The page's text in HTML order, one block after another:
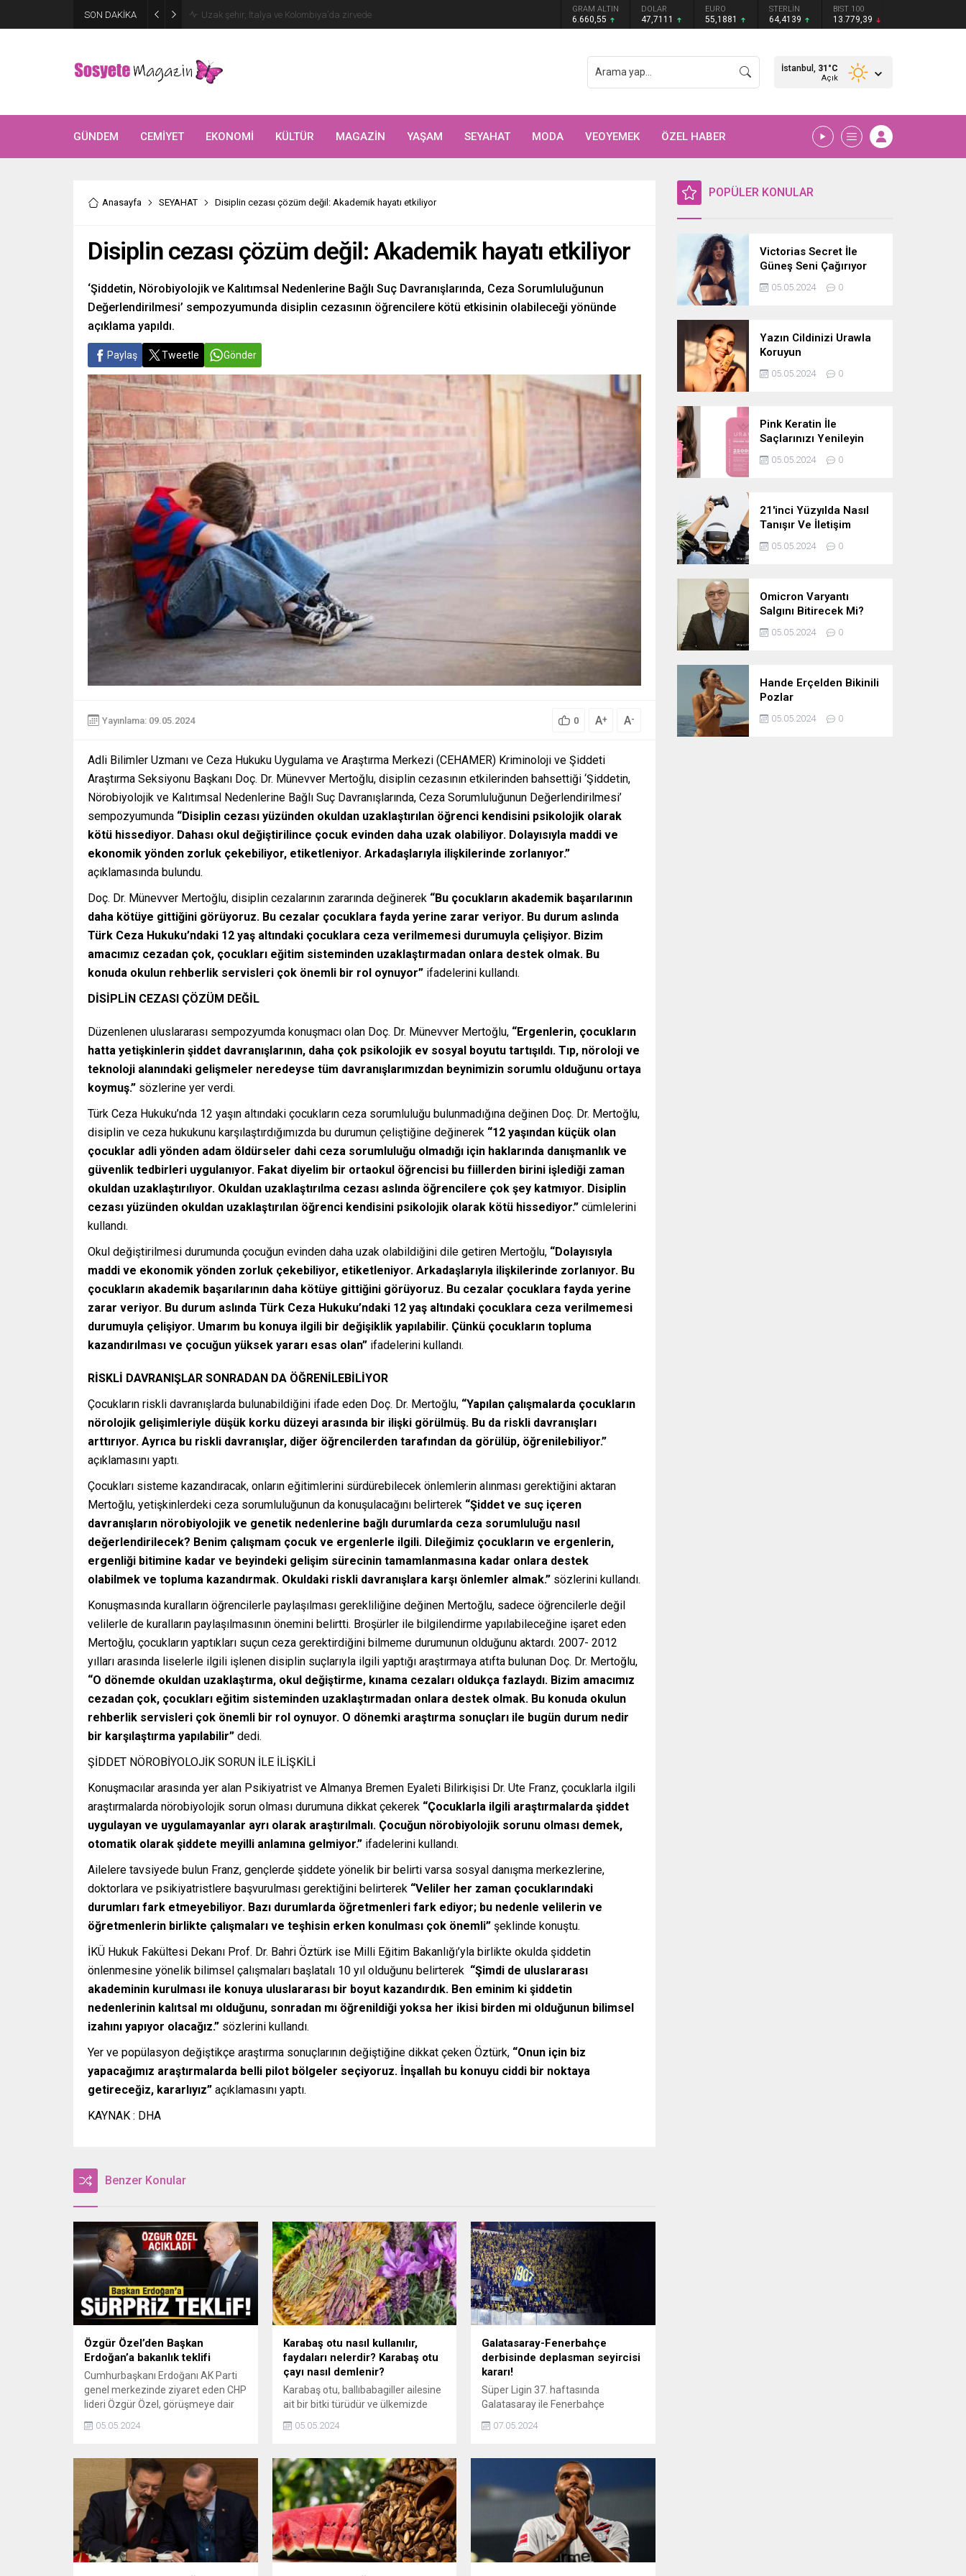
SON DAKİKA
Aşkları sette başladı! Serra Arıtürk’ten sevgilisi Aytaç Şaşmaz’a romantik
kutlama
GRAM ALTIN
6.660,55
DOLAR
47,7111
EURO
55,1881
STERLİN
64,4139
BIST 100
13.779,39
İstanbul, 31 °C
Açık
GÜNDEM CEMİYET EKONOMİ KÜLTÜR MAGAZİN YAŞAM SEYAHAT MODA VEOYEMEK ÖZEL HABER
Anasayfa SEYAHAT Disiplin cezası çözüm değil: Akademik hayatı etkiliyor
Disiplin cezası çözüm değil: Akademik hayatı etkiliyor
‘Şiddetin, Nörobiyolojik ve Kalıtımsal Nedenlerine Bağlı Suç Davranışlarında, Ceza Sorumluluğunun
Değerlendirilmesi’ sempozyumunda disiplin cezasının öğrencilere kötü etkisinin olabileceği yönünde
açıklama yapıldı.
Paylaş Tweetle Gönder
Yayınlama: 09.05.2024 0 A+ A-
Adli Bilimler Uzmanı ve Ceza Hukuku Uygulama ve Araştırma Merkezi (CEHAMER) Kriminoloji ve Şiddeti
Araştırma Seksiyonu Başkanı Doç. Dr. Münevver Mertoğlu, disiplin cezasının etkilerinden bahsettiği ‘Şiddetin,
Nörobiyolojik ve Kalıtımsal Nedenlerine Bağlı Suç Davranışlarında, Ceza Sorumluluğunun Değerlendirilmesi’
sempozyumunda “Disiplin cezası yüzünden okuldan uzaklaştırılan öğrenci kendisini psikolojik olarak
kötü hissediyor. Dahası okul değiştirilince çocuk evinden daha uzak olabiliyor. Dolayısıyla maddi ve
ekonomik yönden zorluk çekebiliyor, etiketleniyor. Arkadaşlarıyla ilişkilerinde zorlanıyor.”
açıklamasında bulundu.
Doç. Dr. Münevver Mertoğlu, disiplin cezalarının zararında değinerek “Bu çocukların akademik başarılarının
daha kötüye gittiğini görüyoruz. Bu cezalar çocuklara fayda yerine zarar veriyor. Bu durum aslında
Türk Ceza Hukuku’ndaki 12 yaş altındaki çocuklara ceza verilmemesi durumuyla çelişiyor. Bizim
amacımız cezadan çok, çocukları eğitim sisteminden uzaklaştırmadan onlara destek olmak. Bu
konuda okulun rehberlik servisleri çok önemli bir rol oynuyor” ifadelerini kullandı.
DİSİPLİN CEZASI ÇÖZÜM DEĞİL
Düzenlenen uluslararası sempozyumda konuşmacı olan Doç. Dr. Münevver Mertoğlu, “Ergenlerin, çocukların
hatta yetişkinlerin şiddet davranışlarının, daha çok psikolojik ev sosyal boyutu tartışıldı. Tıp, nöroloji ve
teknoloji alanındaki gelişmeler neredeyse tüm davranışlarımızdan beynimizin sorumlu olduğunu ortaya
koymuş.” sözlerine yer verdi.
Türk Ceza Hukuku’nda 12 yaşın altındaki çocukların ceza sorumluluğu bulunmadığına değinen Doç. Dr. Mertoğlu,
disiplin ve ceza hukukunu karşılaştırdığımızda bu durumun çeliştiğine değinerek “12 yaşından küçük olan
çocuklar adli yönden adam öldürseler dahi ceza sorumluluğu olmadığı için haklarında danışmanlık ve
güvenlik tedbirleri uygulanıyor. Fakat diyelim bir ortaokul öğrencisi bu fiillerden birini işlediği zaman
okuldan uzaklaştırılıyor. Okuldan uzaklaştırılma cezası aslında öğrencilere çok şey katmıyor. Disiplin
cezası yüzünden okuldan uzaklaştırılan öğrenci kendisini psikolojik olarak kötü hissediyor.” cümlelerini
kullandı.
Okul değiştirilmesi durumunda çocuğun evinden daha uzak olabildiğini dile getiren Mertoğlu, “Dolayısıyla
maddi ve ekonomik yönden zorluk çekebiliyor, etiketleniyor. Arkadaşlarıyla ilişkilerinde zorlanıyor. Bu
çocukların akademik başarılarının daha kötüye gittiğini görüyoruz. Bu cezalar çocuklara fayda yerine
zarar veriyor. Bu durum aslında Türk Ceza Hukuku’ndaki 12 yaş altındaki çocuklara ceza verilmemesi
durumuyla çelişiyor. Umarım bu konuya ilgili bir değişiklik yapılabilir. Çünkü çocukların topluma
kazandırılması ve çocuğun yüksek yararı esas olan” ifadelerini kullandı.
RİSKLİ DAVRANIŞLAR SONRADAN DA ÖĞRENİLEBİLİYOR
Çocukların riskli davranışlarda bulunabildiğini ifade eden Doç. Dr. Mertoğlu, “Yapılan çalışmalarda çocukların
nörolojik gelişimleriyle düşük korku düzeyi arasında bir ilişki görülmüş. Bu da riskli davranışları
arttırıyor. Ayrıca bu riskli davranışlar, diğer öğrencilerden tarafından da görülüp, öğrenilebiliyor.”
açıklamasını yaptı.
Çocukları sisteme kazandıracak, onların eğitimlerini sürdürebilecek önlemlerin alınması gerektiğini aktaran
Mertoğlu, yetişkinlerdeki ceza sorumluluğunun da konuşulacağını belirterek “Şiddet ve suç içeren
davranışların nörobiyolojik ve genetik nedenlerine bağlı durumlarda ceza sorumluluğu nasıl
değerlendirilecek? Benim çalışmam çocuk ve ergenlerle ilgili. Dileğimiz çocukların ve ergenlerin,
ergenliği bitimine kadar ve beyindeki gelişim sürecinin tamamlanmasına kadar onlara destek
olabilmek ve topluma kazandırmak. Okuldaki riskli davranışlara karşı önlemler almak.” sözlerini kullandı.
Konuşmasında kuralların öğrencilerle paylaşılması gerekliliğine değinen Mertoğlu, sadece öğrencilerle değil
velilerle de kuralların paylaşılmasının önemini belirtti. Broşürler ile bilgilendirme yapılabileceğine işaret eden
Mertoğlu, çocukların yaptıkları suçun ceza gerektirdiğini bilmeme durumunun olduğunu aktardı. 2007- 2012
yılları arasında liselerle ilgili işlenen disiplin suçlarıyla ilgili yaptığı araştırmaya atıfta bulunan Doç. Dr. Mertoğlu,
“O dönemde okuldan uzaklaştırma, okul değiştirme, kınama cezaları oldukça fazlaydı. Bizim amacımız
cezadan çok, çocukları eğitim sisteminden uzaklaştırmadan onlara destek olmak. Bu konuda okulun
rehberlik servisleri çok önemli bir rol oynuyor. O dönemki araştırma sonuçları ile bugün durum nedir
bir karşılaştırma yapılabilir” dedi.
ŞİDDET NÖROBİYOLOJİK SORUN İLE İLİŞKİLİ
Konuşmacılar arasında yer alan Psikiyatrist ve Almanya Bremen Eyaleti Bilirkişisi Dr. Ute Franz, çocuklarla ilgili
araştırmalarda nörobiyolojik sorun olması durumuna dikkat çekerek “Çocuklarla ilgili araştırmalarda şiddet
uygulayan ve uygulamayanlar ayrı olarak araştırılmalı. Çocuğun nörobiyolojik sorunu olması demek,
otomatik olarak şiddete meyilli anlamına gelmiyor.” ifadelerini kullandı.
Ailelere tavsiyede bulun Franz, gençlerde şiddete yönelik bir belirti varsa sosyal danışma merkezlerine,
doktorlara ve psikiyatristlere başvurulması gerektiğini belirterek “Veliler her zaman çocuklarındaki
durumları fark etmeyebiliyor. Bazı durumlarda öğretmenleri fark ediyor; bu nedenle velilerin ve
öğretmenlerin birlikte çalışmaları ve teşhisin erken konulması çok önemli” şeklinde konuştu.
İKÜ Hukuk Fakültesi Dekanı Prof. Dr. Bahri Öztürk ise Milli Eğitim Bakanlığı’yla birlikte okulda şiddetin
önlenmesine yönelik bilimsel çalışmaları başlatalı 10 yıl olduğunu belirterek “Şimdi de uluslararası
akademinin kurulması ile konuya uluslararası bir boyut kazandırdık. Ben eminim ki şiddetin
nedenlerinin kalıtsal mı olduğunu, sonradan mı öğrenildiği yoksa her ikisi birden mi olduğunun bilimsel
izahını yapıyor olacağız.” sözlerini kullandı.
Yer ve popülasyon değiştikçe araştırma sonuçlarının değiştiğine dikkat çeken Öztürk, “Onun için biz
yapacağımız araştırmalarda belli pilot bölgeler seçiyoruz. İnşallah bu konuyu ciddi bir noktaya
getireceğiz, kararlıyız” açıklamasını yaptı.
KAYNAK : DHA
Benzer Konular
Özgür Özel’den Başkan
Erdoğan’a bakanlık teklifi
Cumhurbaşkanı Erdoğanı AK Parti
genel merkezinde ziyaret eden CHP
lideri Özgür Özel, görüşmeye dair
dikkat çeken açıklamada bulundu.
Özel, Erdoğana "bakanlık" teklifinde
05.05.2024
Karabaş otu nasıl kullanılır,
faydaları nelerdir? Karabaş otu
çayı nasıl demlenir?
Karabaş otu, ballıbabagiller ailesine
ait bir bitki türüdür ve ülkemizde
özellikle Akdeniz bölgesinde yetişir.
Lavanta türü olarak bilinen bu bitki,
mor çiçekler açar. Peki karabaş otu
nasıl kullanılır, karabaş otu çayı nasıl
demlenir?
05.05.2024
Galatasaray-Fenerbahçe
derbisinde deplasman seyircisi
kararı!
Süper Ligin 37. haftasında
Galatasaray ile Fenerbahçe
arasında 19 Mayıs Pazar günü
oynanacak derbide, sarı-lacivertli
tribününde yer alabilecek.
07.05.2024
POPÜLER KONULAR
Victorias Secret İle
Güneş Seni Çağırıyor
05.05.2024 0
Yazın Cildinizi Urawla
Koruyun
05.05.2024 0
Pink Keratin İle
Saçlarınızı Yenileyin
05.05.2024 0
21'inci Yüzyılda Nasıl
Tanışır Ve İletişim
Kurarız Ve Metaverse
Bunu Yakın Zamanda
05.05.2024 0
Omicron Varyantı
Salgını Bitirecek Mi?
05.05.2024 0
Hande Erçelden Bikinili
Pozlar
05.05.2024 0